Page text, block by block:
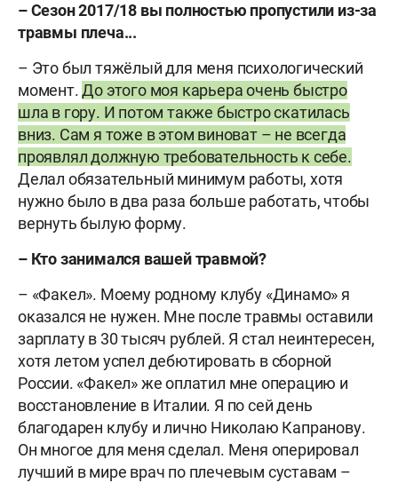
– Сезон 2017/18 вы полностью пропустили из-за
травмы плеча...
– Это был тяжёлый для меня психологический
момент.До этого моя карьера очень быстро
шла в гору. И потом также быстро скатилась
вниз. Сам я тоже в этом виноват – не всегда
проявлял должную требовательность к себе.
Делал обязательный минимум работы, хотя
нужно было в два раза больше работать, чтобы
вернуть былую форму.
– Кто занимался вашей травмой?
– «Факел». Моему родному клубу «Динамо» я
оказался не нужен. Мне после травмы оставили
зарплату в 30 тысяч рублей. Я стал неинтересен,
хотя летом успел дебютировать в сборной
России. «Факел» же оплатил мне операцию и
восстановление в Италии. Я по сей день
благодарен клубу и лично Николаю Капранову.
Он многое для меня сделал. Меня оперировал
лучший в мире врач по плечевым суставам –